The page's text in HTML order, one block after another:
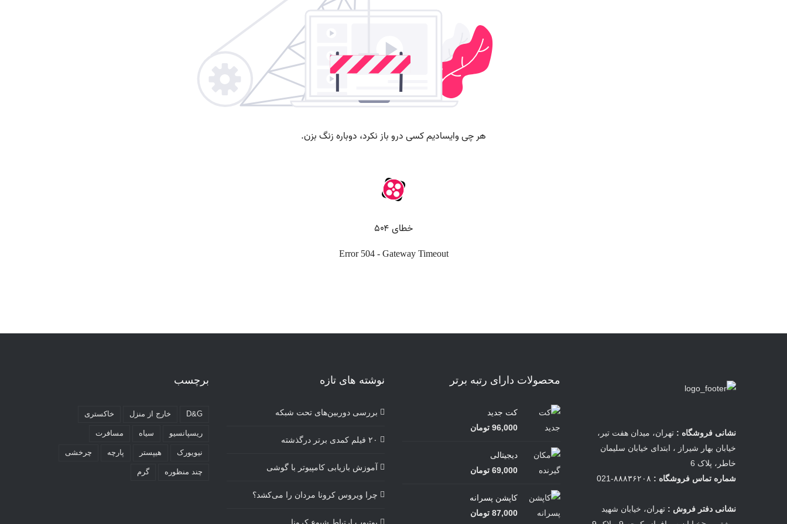
نشانی فروشگاه : تهران، میدان هفت تیر،
خیابان بهار شیراز ، ابتدای خیابان سلیمان
خاطر، پلاک 6
شماره تماس فروشگاه :
نشانی دفتر فروش : تهران، خیابان شهید
محصولات دارای رتبه برتر
کت جدید
96,000 تومان
دیجیتالی
69,000 تومان
کاپشن پسرانه
87,000 تومان
نوشته های تازه
بررسی دوربین‌های تحت شبکه
۲۰ فیلم کمدی برتر درگذشته
آموزش بازیابی کامپیوتر با گوشی
چرا ویروس کرونا مردان را می‌کشد؟
برچسب
D&G خارج از منزل خاکستری
ریسپانسیو سیاه مسافرت
نیویورک هیپستر پارچه چرخشی
چند منظوره گرم